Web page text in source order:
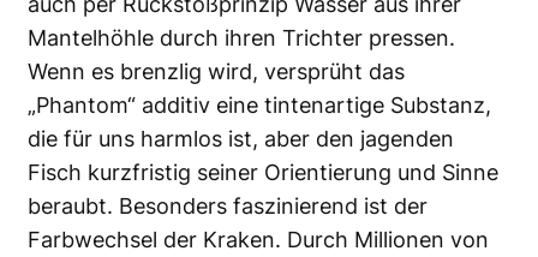
Mantelhöhle durch ihren Trichter pressen.
Wenn es brenzlig wird, versprüht das
„Phantom“ additiv eine tintenartige Substanz,
die für uns harmlos ist, aber den jagenden
Fisch kurzfristig seiner Orientierung und Sinne
beraubt. Besonders faszinierend ist der
Farbwechsel der Kraken. Durch Millionen von